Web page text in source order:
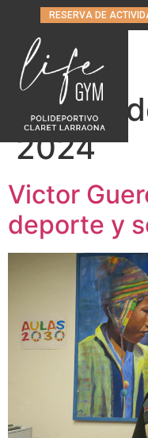
RESERVA DE
Día:18
2024
Victor
deporte y